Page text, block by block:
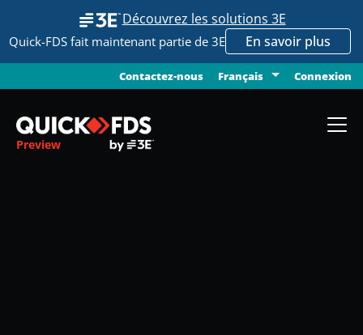
Découvrez les solutions 3E
Quick-FDS fait maintenant partie de 3E En savoir plus
Contactez-nous Français Connexion
Preview